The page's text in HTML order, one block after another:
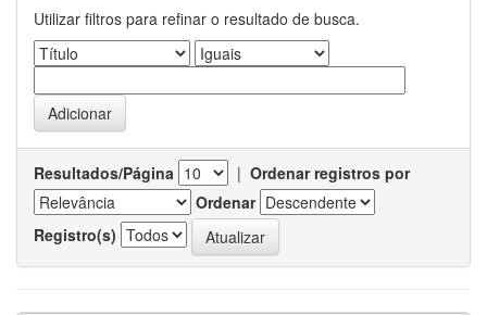
Utilizar filtros para refinar o resultado de busca.
Resultados/Página | Ordenar registros por
Ordenar
Registro(s)